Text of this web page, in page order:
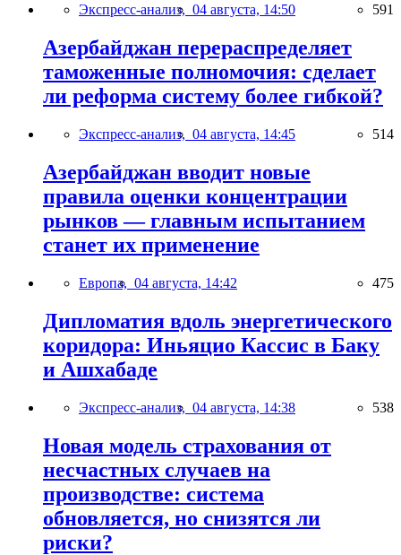
Экспресс-анализ, 04 августа, 14:50 591
Азербайджан перераспределяет
таможенные полномочия: сделает
ли реформа систему более гибкой?
Экспресс-анализ, 04 августа, 14:45 514
Азербайджан вводит новые
правила оценки концентрации
рынков — главным испытанием
станет их применение
Европа, 04 августа, 14:42 475
Дипломатия вдоль энергетического
коридора: Иньяцио Кассис в Баку
и Ашхабаде
Экспресс-анализ, 04 августа, 14:38 538
Новая модель страхования от
несчастных случаев на
производстве: система
обновляется, но снизятся ли
риски?